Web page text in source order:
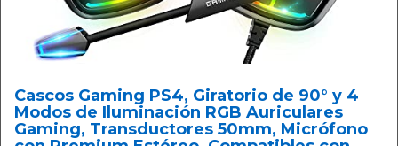
Cascos Gaming PS4, Giratorio de 90° y 4
Modos de Iluminación RGB Auriculares
Gaming, Transductores 50mm, Micrófono